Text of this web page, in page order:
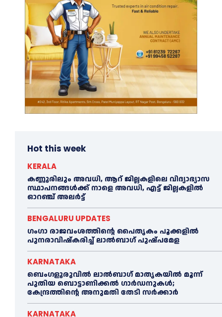
Hot this week
KERALA
കണ്ണൂരിലും അവധി, ആറ് ജില്ലകളിലെ വിദ്യാഭ്യാസ
സ്ഥാപനങ്ങൾക്ക് നാളെ അവധി, എട്ട് ജില്ലകളിൽ
ഓറഞ്ച് അലർട്ട്
BENGALURU UPDATES
ഗംഗാ രാജവംശത്തിന്റെ പൈതൃകം പൂക്കളിൽ
പുനരാവിഷ്‌കരിച്ച് ലാൽബാഗ് പുഷ്പമേള
KARNATAKA
ബെംഗളൂരുവിൽ ലാൽബാഗ് മാതൃകയിൽ മൂന്ന്
പുതിയ ബൊട്ടാണിക്കൽ ഗാർഡനുകൾ;
കേന്ദ്രത്തിന്റെ അനുമതി തേടി സർക്കാർ
KARNATAKA